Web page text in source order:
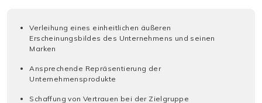
Verleihung eines einheitlichen äußeren
Erscheinungsbildes des Unternehmens und seinen
Marken
Ansprechende Repräsentierung der
Unternehmensprodukte
Schaffung von Vertrauen bei der Zielgruppe